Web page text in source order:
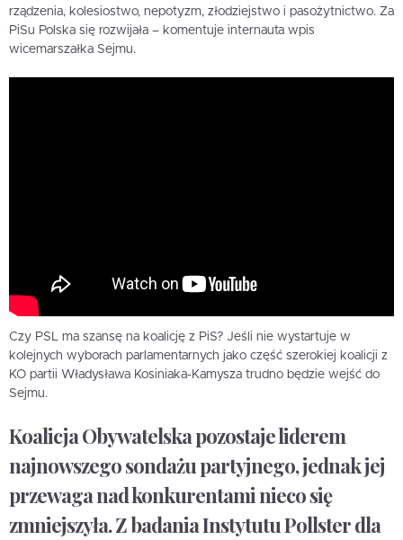
rządzenia, kolesiostwo, nepotyzm, złodziejstwo i pasożytnictwo. Za
PiSu Polska się rozwijała – komentuje internauta wpis
wicemarszałka Sejmu.
Czy PSL ma szansę na koalicję z PiS? Jeśli nie wystartuje w
kolejnych wyborach parlamentarnych jako część szerokiej koalicji z
KO partii Władysława Kosiniaka-Kamysza trudno będzie wejść do
Sejmu.
Koalicja Obywatelska pozostaje liderem
najnowszego sondażu partyjnego, jednak jej
przewaga nad konkurentami nieco się
zmniejszyła. Z badania Instytutu Pollster dla